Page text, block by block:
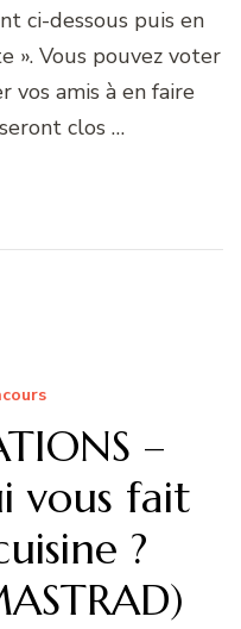
ci-dessous puis en
». Vous pouvez voter
vos amis à en faire
clos …
–
vous fait
?